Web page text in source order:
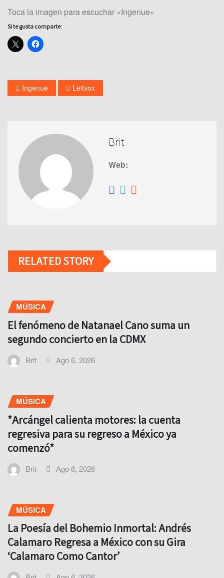
Toca la imagen para escuchar «Ingenue»
Si te gusta comparte:
Ingenue Leitvox
Brit
Web:
RELATED STORY
MÚSICA
El fenómeno de Natanael Cano suma un
segundo concierto en la CDMX
Brit Ago 6, 2026
MÚSICA
*Arcángel calienta motores: la cuenta
regresiva para su regreso a México ya
comenzó*
Brit Ago 6, 2026
MÚSICA
La Poesía del Bohemio Inmortal: Andrés
Calamaro Regresa a México con su Gira
‘Calamaro Como Cantor’